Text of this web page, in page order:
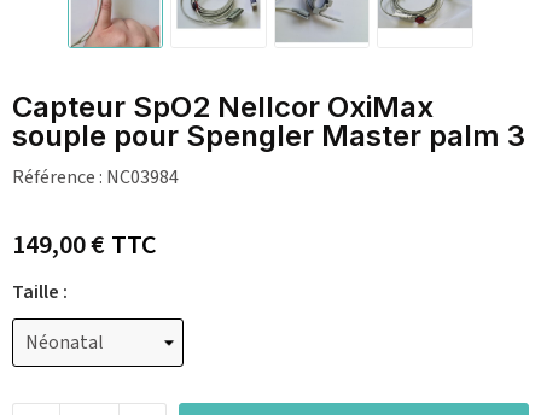
Capteur SpO2 Nellcor OxiMax
souple pour Spengler Master palm 3
Référence : NC03984
149,00 €TTC
Taille :